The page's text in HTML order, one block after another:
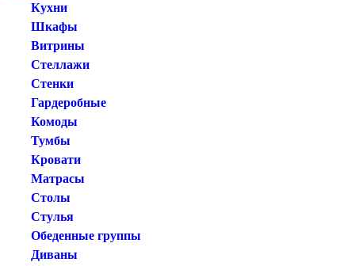
Кухни
Шкафы
Витрины
Стеллажи
Стенки
Гардеробные
Комоды
Тумбы
Кровати
Матрасы
Столы
Стулья
Обеденные группы
Диваны